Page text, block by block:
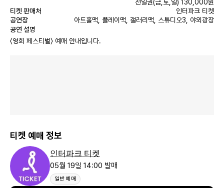
전일권(금,토,일) 130,000원
티켓 판매처
인터파크 티켓
공연장
아트홀맥, 플레이맥, 갤러리맥, 스튜디오3, 야외광장
공연 설명
〈영희 페스티벌〉 예매 안내입니다.
티켓 예매 정보
인터파크 티켓
05월 19일 14:00 발매
일반 예매